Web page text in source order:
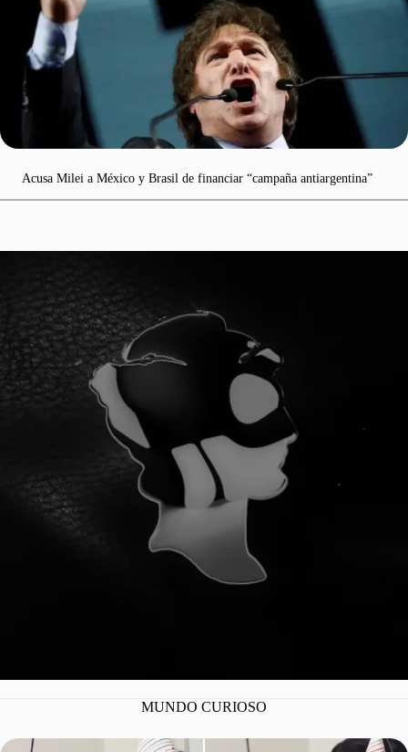
Acusa Milei a México y Brasil de financiar “campaña antiargentina”
SOMOS
MUNDO CURIOSO